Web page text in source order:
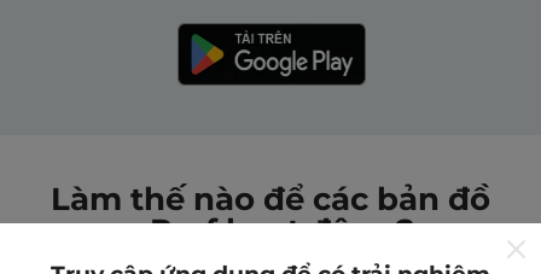
Làm thế nào để các bản đồ
nPerf hoạt động?